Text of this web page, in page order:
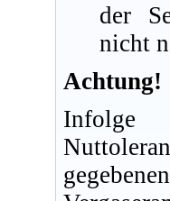
der
nicht
Achtung!